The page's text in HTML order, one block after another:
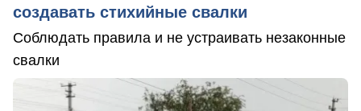
создавать стихийные свалки
Соблюдать правила и не устраивать незаконные
свалки